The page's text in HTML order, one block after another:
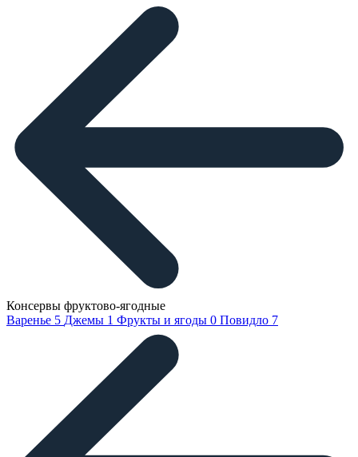
Консервы фруктово-ягодные
Варенье 5 Джемы 1 Фрукты и ягоды 0 Повидло 7